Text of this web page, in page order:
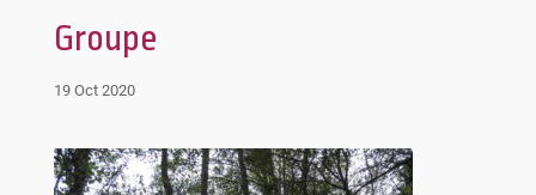
Groupe
19 Oct 2020